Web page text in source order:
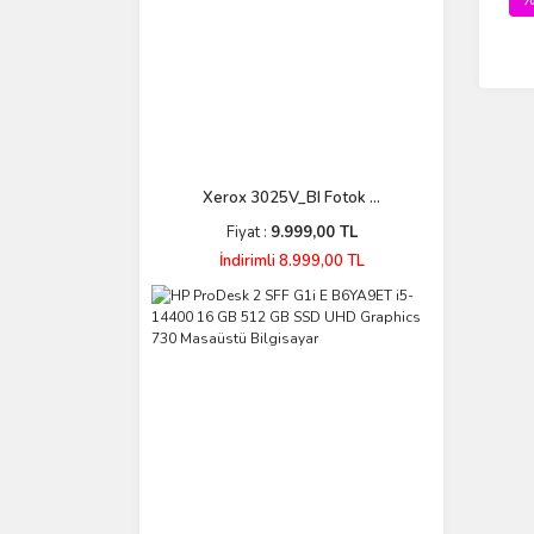
Xerox 3025V_BI Fotok ...
Fiyat : 9.999,00 TL
İndirimli 8.999,00 TL